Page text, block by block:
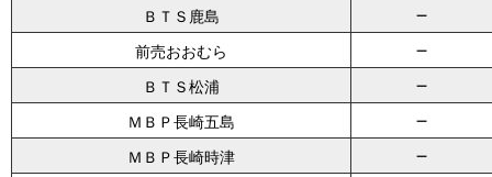
ＢＴＳ鹿島 －
前売おおむら －
ＢＴＳ松浦 －
ＭＢＰ長崎五島 －
ＭＢＰ長崎時津 －